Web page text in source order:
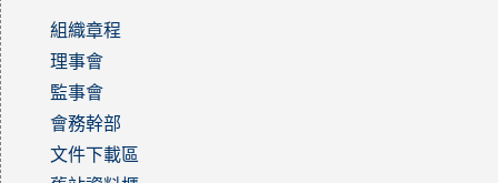
組織章程
理事會
監事會
會務幹部
文件下載區